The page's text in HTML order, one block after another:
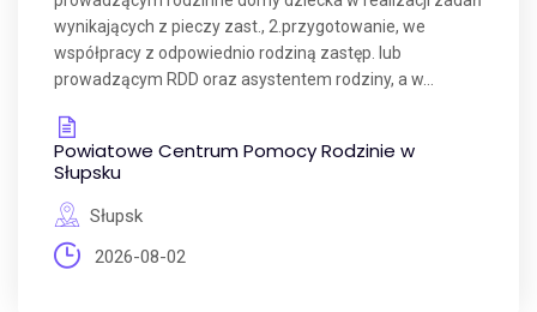
wynikających z pieczy zast., 2.przygotowanie, we
współpracy z odpowiednio rodziną zastęp. lub
prowadzącym RDD oraz asystentem rodziny, a w...
Powiatowe Centrum Pomocy Rodzinie w
Słupsku
Słupsk
2026-08-02